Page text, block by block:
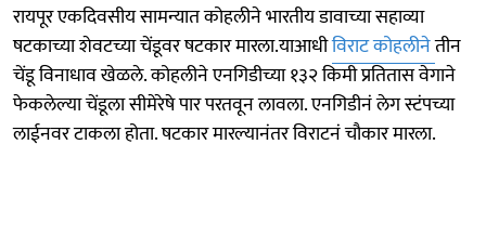
रायपूर एकदिवसीय सामन्यात कोहलीने भारतीय डावाच्या सहाव्या
षटकाच्या शेवटच्या चेंडूवर षटकार मारला.याआधीविराट कोहलीनेतीन
चेंडू विनाधाव खेळले. कोहलीने एनगिडीच्या १३२ किमी प्रतितास वेगाने
फेकलेल्या चेंडूला सीमेरेषे पार परतवून लावला. एनगिडीनं लेग स्टंपच्या
लाईनवर टाकला होता. षटकार मारल्यानंतर विराटनं चौकार मारला.